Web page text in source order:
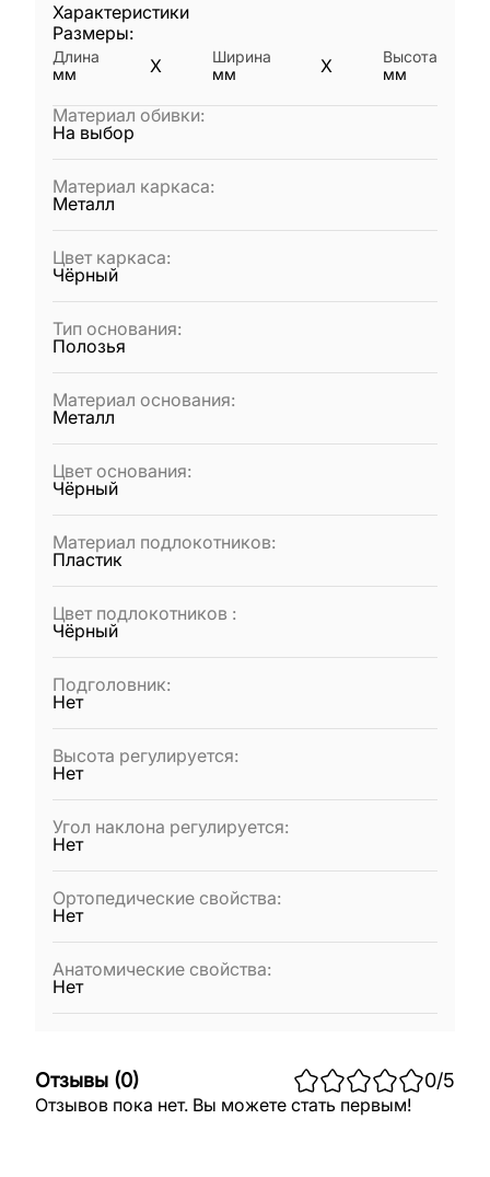
Характеристики
Размеры:
Длина
мм
X
Ширина
мм
X
Высота
мм
Материал обивки:
На выбор
Материал каркаса:
Металл
Цвет каркаса:
Чёрный
Тип основания:
Полозья
Материал основания:
Металл
Цвет основания:
Чёрный
Материал подлокотников:
Пластик
Цвет подлокотников :
Чёрный
Подголовник:
Нет
Высота регулируется:
Нет
Угол наклона регулируется:
Нет
Ортопедические свойства:
Нет
Анатомические свойства:
Нет
Отзывы (0) 0/5
Отзывов пока нет. Вы можете стать первым!